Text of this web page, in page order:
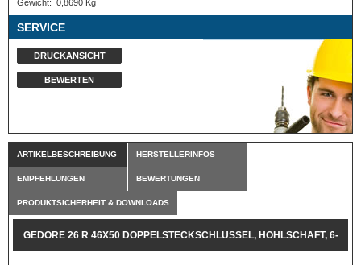
Gewicht: 0,8690 Kg
SERVICE
DRUCKANSICHT
BEWERTEN
ARTIKELBESCHREIBUNG HERSTELLERINFOS
EMPFEHLUNGEN BEWERTUNGEN
PRODUKTSICHERHEIT & DOWNLOADS
GEDORE 26 R 46X50 DOPPELSTECKSCHLÜSSEL, HOHLSCHAFT, 6-